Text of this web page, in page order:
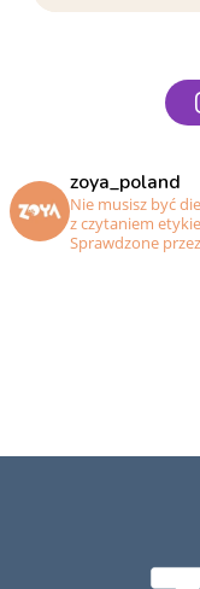
zoya_poland
Nie musisz być
z czytaniem
Sprawdzone